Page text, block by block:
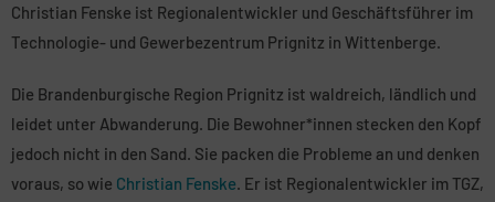
Christian Fenske ist Regionalentwickler und Geschäftsführer im
Technologie- und Gewerbezentrum Prignitz in Wittenberge.
Die Brandenburgische Region Prignitz ist waldreich, ländlich und
leidet unter Abwanderung. Die Bewohner*innen stecken den Kopf
jedoch nicht in den Sand. Sie packen die Probleme an und denken
voraus, so wie Christian Fenske. Er ist Regionalentwickler im TGZ,